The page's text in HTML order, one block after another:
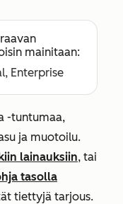
mainitaan:
Enterprise
-tuntumaa,
ja muotoilu.
lainauksiin, tai
tasolla
tiettyjä tarjous.